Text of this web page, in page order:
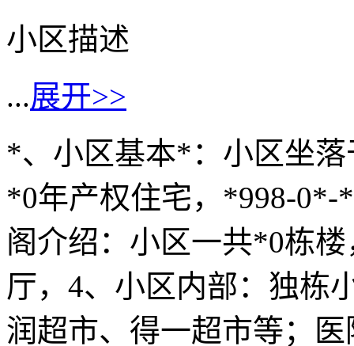
小区描述
...展开>>
*、小区基本*：小区坐
*0年产权住宅，*998-0*-
阁介绍：小区一共*0栋
厅，4、小区内部：独栋
润超市、得一超市等；